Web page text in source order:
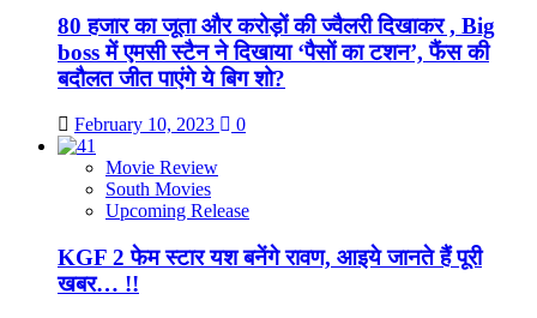
80 हजार का जूता और करोड़ों की ज्वैलरी दिखाकर , Big
boss में एमसी स्टैन ने दिखाया ‘पैसों का टशन’, फैंस की
बदौलत जीत पाएंगे ये बिग शो?
February 10, 2023 0
Movie Review
South Movies
Upcoming Release
KGF 2 फेम स्टार यश बनेंगे रावण, आइये जानते हैं पूरी
खबर… !!